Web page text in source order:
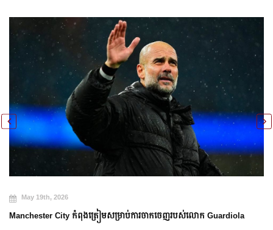
May 19th, 2026
Manchester City កំពុងត្រៀមសម្រាប់ការចាកចេញរបស់លោក Guardiola